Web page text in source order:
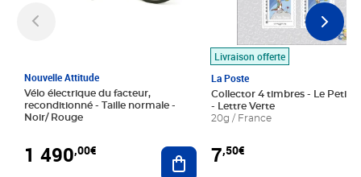
Nouvelle Attitude
Vélo électrique du facteur,
reconditionné - Taille normale -
Noir/ Rouge
1 490,00€ Ajouter au panier
Livraison offerte
La Poste
Collector 4 timbres - Le Petit
- Lettre Verte
20g / France
7,50€